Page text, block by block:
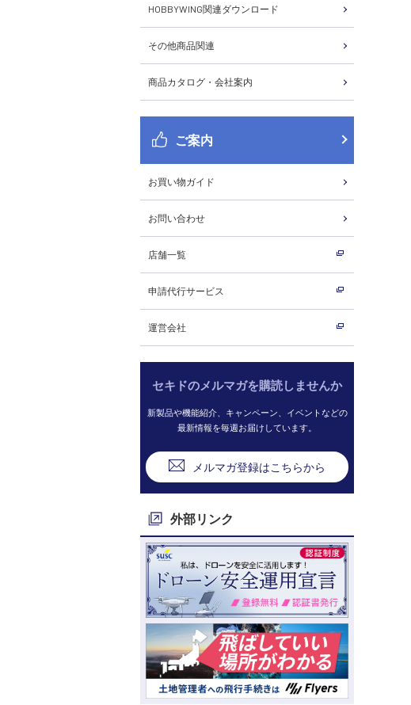
HOBBYWING関連ダウンロード
その他商品関連
商品カタログ・会社案内
ご案内
お買い物ガイド
お問い合わせ
店舗一覧
申請代行サービス
運営会社
セキドのメルマガを購読しませんか
新製品や機能紹介、キャンペーン、イベントなどの
最新情報を毎週お届けしています。
メルマガ登録はこちらから
外部リンク